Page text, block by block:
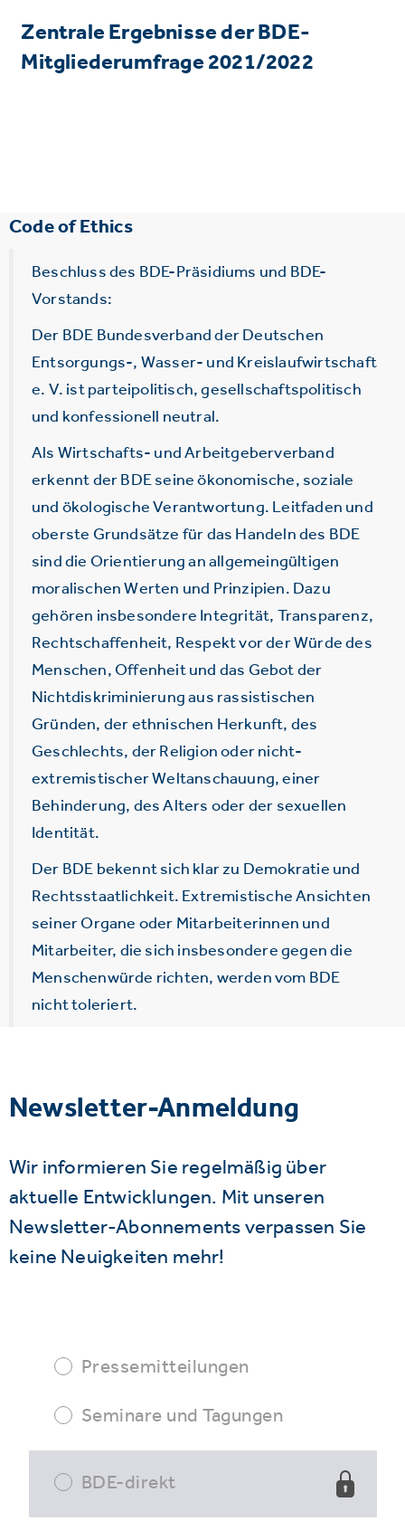
Zentrale Ergebnisse der BDE-
Mitgliederumfrage 2021/2022
Code of Ethics
Beschluss des BDE-Präsidiums und BDE-
Vorstands:
Der BDE Bundesverband der Deutschen
Entsorgungs-, Wasser- und Kreislaufwirtschaft
e. V. ist parteipolitisch, gesellschaftspolitisch
und konfessionell neutral.
Als Wirtschafts- und Arbeitgeberverband
erkennt der BDE seine ökonomische, soziale
und ökologische Verantwortung. Leitfaden und
oberste Grundsätze für das Handeln des BDE
sind die Orientierung an allgemeingültigen
moralischen Werten und Prinzipien. Dazu
gehören insbesondere Integrität, Transparenz,
Rechtschaffenheit, Respekt vor der Würde des
Menschen, Offenheit und das Gebot der
Nichtdiskriminierung aus rassistischen
Gründen, der ethnischen Herkunft, des
Geschlechts, der Religion oder nicht-
extremistischer Weltanschauung, einer
Behinderung, des Alters oder der sexuellen
Identität.
Der BDE bekennt sich klar zu Demokratie und
Rechtsstaatlichkeit. Extremistische Ansichten
seiner Organe oder Mitarbeiterinnen und
Mitarbeiter, die sich insbesondere gegen die
Menschenwürde richten, werden vom BDE
nicht toleriert.
Newsletter-Anmeldung
Wir informieren Sie regelmäßig über
aktuelle Entwicklungen. Mit unseren
Newsletter-Abonnements verpassen Sie
keine Neuigkeiten mehr!
Pressemitteilungen
Seminare und Tagungen
BDE-direkt